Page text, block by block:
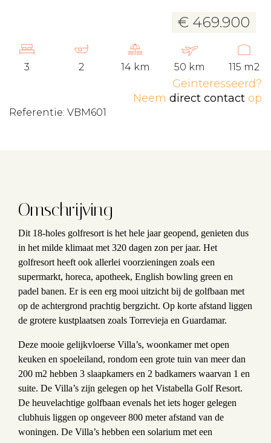
€ 469.900
3 2 14 km 50 km 115 m2
Geinteresseerd?
Neem direct contact op
Referentie: VBM601
Omschrijving
Dit 18-holes golfresort is het hele jaar geopend, genieten dus
in het milde klimaat met 320 dagen zon per jaar. Het
golfresort heeft ook allerlei voorzieningen zoals een
supermarkt, horeca, apotheek, English bowling green en
padel banen. Er is een erg mooi uitzicht bij de golfbaan met
op de achtergrond prachtig bergzicht. Op korte afstand liggen
de grotere kustplaatsen zoals Torrevieja en Guardamar.
Deze mooie gelijkvloerse Villa’s, woonkamer met open
keuken en spoeleiland, rondom een grote tuin van meer dan
200 m2 hebben 3 slaapkamers en 2 badkamers waarvan 1 en
suite. De Villa’s zijn gelegen op het Vistabella Golf Resort.
De heuvelachtige golfbaan evenals het iets hoger gelegen
clubhuis liggen op ongeveer 800 meter afstand van de
woningen. De Villa’s hebben een solarium met een